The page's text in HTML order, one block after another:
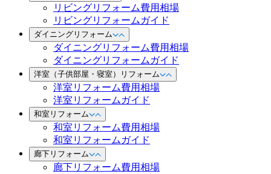
リビングリフォーム費用相場
リビングリフォームガイド
ダイニングリフォーム
ダイニングリフォーム費用相場
ダイニングリフォームガイド
洋室（子供部屋・寝室）リフォーム
洋室リフォーム費用相場
洋室リフォームガイド
和室リフォーム
和室リフォーム費用相場
和室リフォームガイド
廊下リフォーム
廊下リフォーム費用相場